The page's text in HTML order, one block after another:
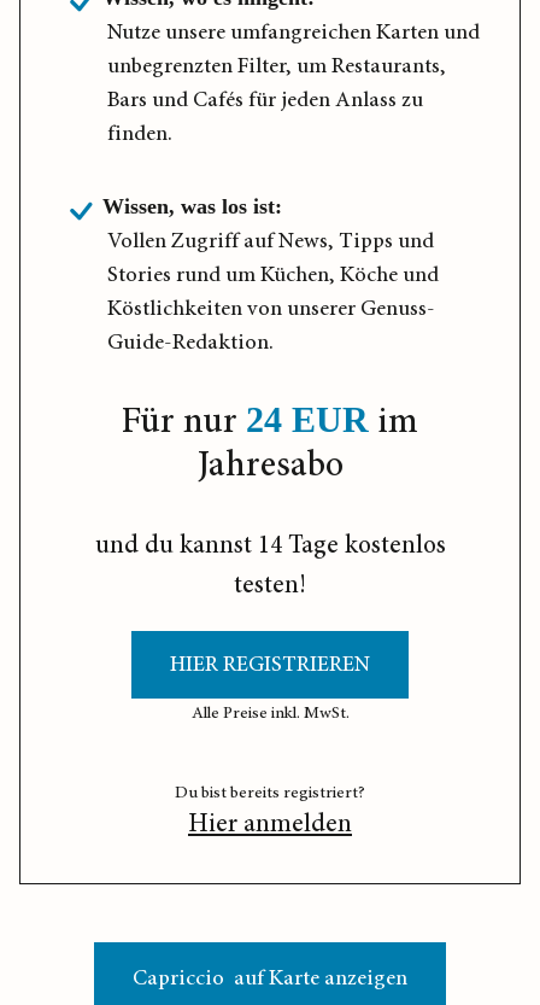
Nutze unsere umfangreichen Karten und
unbegrenzten Filter, um Restaurants,
Bars und Cafés für jeden Anlass zu
finden.
Wissen, was los ist:
Vollen Zugriff auf News, Tipps und
Stories rund um Küchen, Köche und
Köstlichkeiten von unserer Genuss-
Guide-Redaktion.
Für nur 24 EUR im
Jahresabo
und du kannst 14 Tage kostenlos
testen!
HIER REGISTRIEREN
Alle Preise inkl. MwSt.
Du bist bereits registriert?
Hier anmelden
Capriccio auf Karte anzeigen